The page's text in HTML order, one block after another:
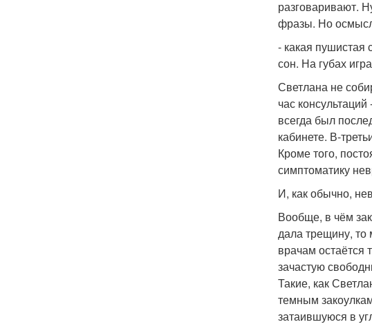
разговаривают.
фразы. Но
- какая пушистая
сон. На губах
Светлана не
час
всегда был
кабинете. В-
Кроме того,
симптоматику
И, как обычно,
Вообще, в чём
дала трещину, то
врачам остаётся
зачастую
Такие, как
темным
затаившуюся в